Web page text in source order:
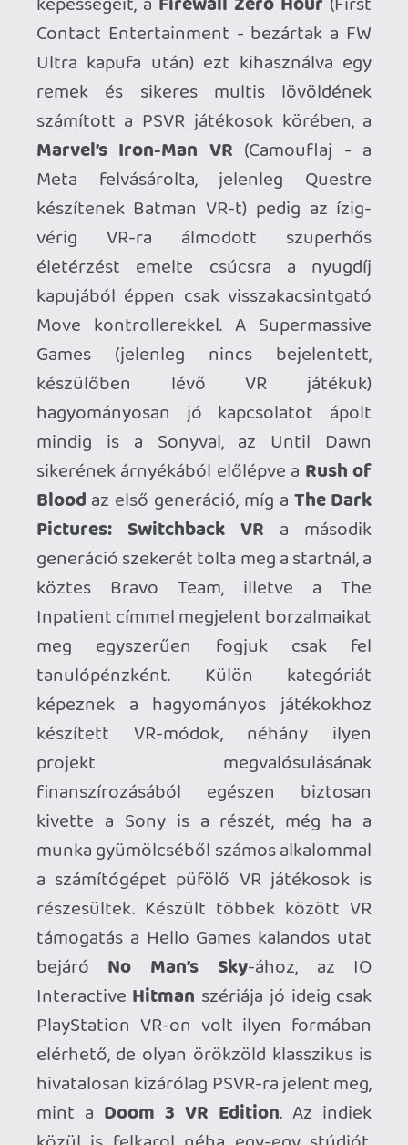
a platform jelenébe! Elbukott a
PlayStation VR2? A Sony teljesen
kihátrált mögüle? Érdemes gyorsan
megszabadulni a HMD-től?
Természetesen nem tudok ezekre a
kérdésekre válaszolni, hiszen semmilyen
belsős információval nem rendelkezem,
illetve jós sem vagyok! Ha egy szóval
kellene értékelnem a platform első évét,
a “szenzációs” jelző jutna először
eszembe, ha a jövőjét, akkor meg
ugyanúgy a “ködös”, “bizonytalan” vagy a
“kiszámíthatatlan”, mint az eszköz
megvásárlása előtti napon.
Megszámlálhatatlan “elvárásom”, álmom
és vágyam van a virtuális valósággal
kapcsolatban, de visszatérve a realitás
talajára inkább tartozom azok közé, akik
nem értik az elégedetlenkedést, hiszen
minden várakozásomat felülmúlta a több
tucatnyi eddig megjelent és
(végig)játszott játék. Az exkluzív
tartalmakra nem nagyon lehetett panasz:
aGran Turismo 7, a két Resident Evil és
körében leginkább tetszést arató
system-sellereknek tekinthetőek az év
végi szavazások alapján, de az
együttműködő partnerek premier évére
szállított kisebb lélegzetvételű játékai is
kivétel nélkül eredetiek és minőségiek:
The Dark Pictures: Switchback VR,
Synapse, C-Smash VRS, Humanity .
Questről/PC-ről sorban érkeztek az
elmúlt évek válogatott jóságai, sokszor
nagyságrendekkel kidolgozottabb
látvánnyal:
The Walking Dead: Saints &
Sinners 1-2, Red Matter 1-2, Moss 1-2,
Star Wars: Tales from the Galaxy’s
Edge, Vertigo 2, Hubris, Pavlov, Demeo,
Walkabout Mini Golf, The Last
Clockwinder…nem beszélve az olyan VR-
klasszikusok portolásáról, mint a Beat
Saber, a Creed, a Job Simulator, a
Drums Rock, a Puzzling Places vagy a
Pistol Whip, miközben az aktuális
multiplatform megjelenések között is
olyan csemegéket lehetett találni, mint a
The 7th Guest, a Vampire: The
Masquarade - Justice vagy az Arizona
Sunshine 2. Mindez természetesen